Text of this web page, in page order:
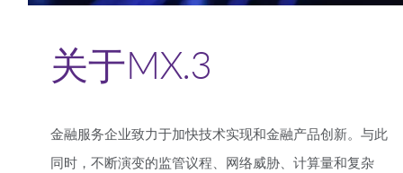
关于MX.3
金融服务企业致力于加快技术实现和金融产品创新。与此
同时，不断演变的监管议程、网络威胁、计算量和复杂